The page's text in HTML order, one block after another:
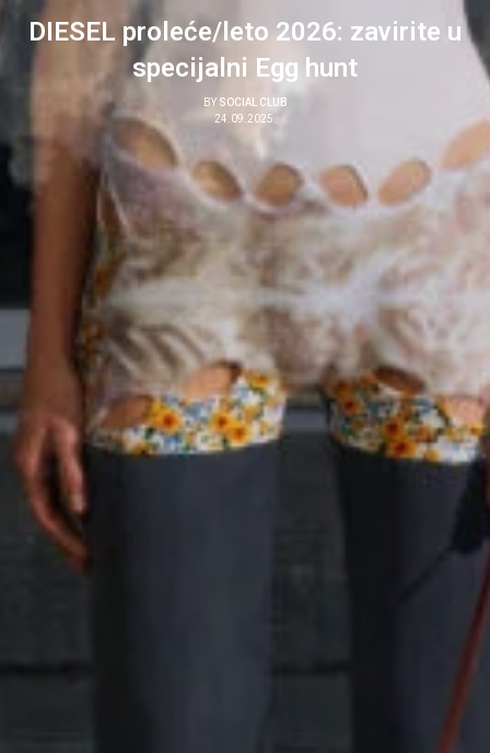
DIESEL proleće/leto 2026: zavirite u
specijalni Egg hunt
BY SOCIAL CLUB
24.09.2025.